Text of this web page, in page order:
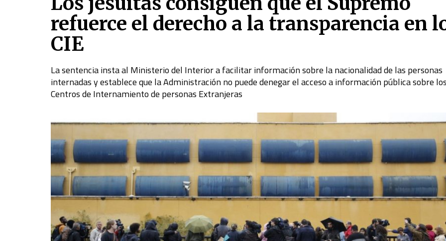
refuerce el derecho a la transparencia en
CIE
La sentencia insta al Ministerio del Interior a facilitar información sobre la nacionalidad de las personas
internadas y establece que la Administración no puede denegar el acceso a información pública sobre los
Centros de Internamiento de personas Extranjeras